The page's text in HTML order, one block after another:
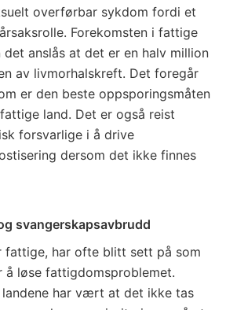
overførbar sykdom fordi et
Forekomsten i fattige
det anslås at det er en halv million
av livmorhalskreft. Det foregår
er den beste oppsporingsmåten
land. Det er også reist
forsvarlige i å drive
dersom det ikke finnes
svangerskapsavbrudd
fattige, har ofte blitt sett på som
å løse fattigdomsproblemet.
har vært at det ikke tas